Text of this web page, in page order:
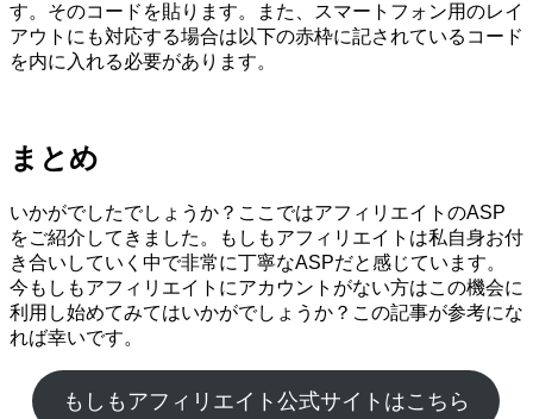
す。そのコードを貼ります。また、スマートフォン用のレイ
アウトにも対応する場合は以下の赤枠に記されているコード
を内に入れる必要があります。
まとめ
いかがでしたでしょうか？ここではアフィリエイトのASP
をご紹介してきました。もしもアフィリエイトは私自身お付
き合いしていく中で非常に丁寧なASPだと感じています。
今もしもアフィリエイトにアカウントがない方はこの機会に
利用し始めてみてはいかがでしょうか？この記事が参考にな
れば幸いです。
もしもアフィリエイト公式サイトはこちら